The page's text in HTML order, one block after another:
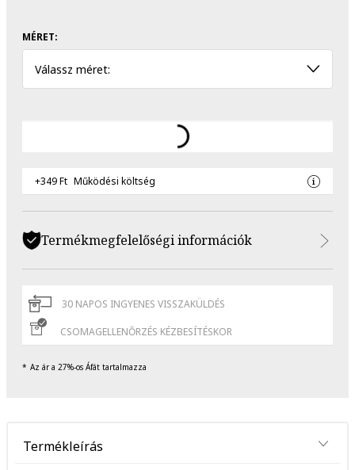
MÉRET:
Válassz méret:
+349 Ft Működési költség
Termékmegfelelőségi információk
30 NAPOS INGYENES VISSZAKÜLDÉS
CSOMAGELLENŐRZÉS KÉZBESÍTÉSKOR
Az ár a 27%-os Áfát tartalmazza
Termékleírás